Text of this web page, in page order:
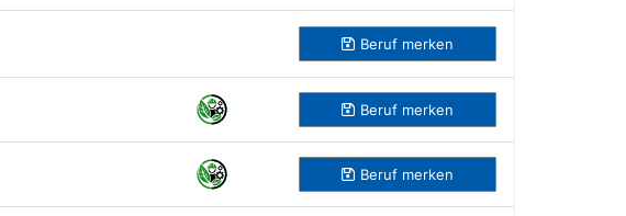
Beruf merken
Beruf merken
Beruf merken